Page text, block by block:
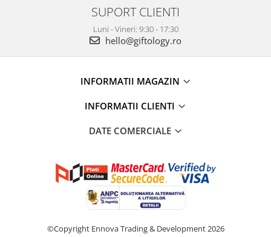
SUPORT CLIENTI
Luni - Vineri: 9:30 - 17:30
hello@giftology.ro
INFORMATII MAGAZIN
INFORMATII CLIENTI
DATE COMERCIALE
©Copyright Ennova Trading & Development 2026